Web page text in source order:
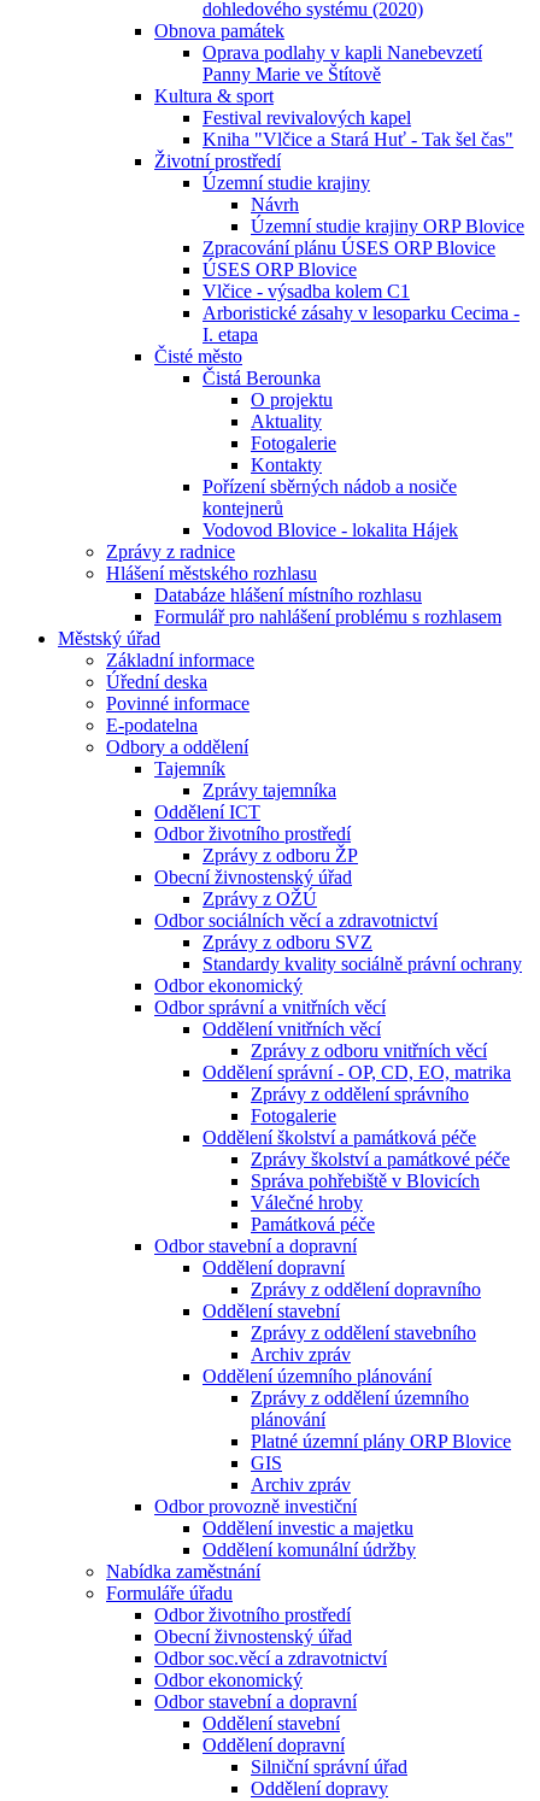
dohledového systému (2020)
Obnova památek
Oprava podlahy v kapli Nanebevzetí
Panny Marie ve Štítově
Kultura & sport
Festival revivalových kapel
Kniha "Vlčice a Stará Huť - Tak šel čas"
Životní prostředí
Územní studie krajiny
Návrh
Územní studie krajiny ORP Blovice
Zpracování plánu ÚSES ORP Blovice
ÚSES ORP Blovice
Vlčice - výsadba kolem C1
Arboristické zásahy v lesoparku Cecima -
I. etapa
Čisté město
Čistá Berounka
O projektu
Aktuality
Fotogalerie
Kontakty
Pořízení sběrných nádob a nosiče
kontejnerů
Vodovod Blovice - lokalita Hájek
Zprávy z radnice
Hlášení městského rozhlasu
Databáze hlášení místního rozhlasu
Formulář pro nahlášení problému s rozhlasem
Městský úřad
Základní informace
Úřední deska
Povinné informace
E-podatelna
Odbory a oddělení
Tajemník
Zprávy tajemníka
Oddělení ICT
Odbor životního prostředí
Zprávy z odboru ŽP
Obecní živnostenský úřad
Zprávy z OŽÚ
Odbor sociálních věcí a zdravotnictví
Zprávy z odboru SVZ
Standardy kvality sociálně právní ochrany
Odbor ekonomický
Odbor správní a vnitřních věcí
Oddělení vnitřních věcí
Zprávy z odboru vnitřních věcí
Oddělení správní - OP, CD, EO, matrika
Zprávy z oddělení správního
Fotogalerie
Oddělení školství a památková péče
Zprávy školství a památkové péče
Správa pohřebiště v Blovicích
Válečné hroby
Památková péče
Odbor stavební a dopravní
Oddělení dopravní
Zprávy z oddělení dopravního
Oddělení stavební
Zprávy z oddělení stavebního
Archiv zpráv
Oddělení územního plánování
Zprávy z oddělení územního
plánování
Platné územní plány ORP Blovice
GIS
Archiv zpráv
Odbor provozně investiční
Oddělení investic a majetku
Oddělení komunální údržby
Nabídka zaměstnání
Formuláře úřadu
Odbor životního prostředí
Obecní živnostenský úřad
Odbor soc.věcí a zdravotnictví
Odbor ekonomický
Odbor stavební a dopravní
Oddělení stavební
Oddělení dopravní
Silniční správní úřad
Oddělení dopravy